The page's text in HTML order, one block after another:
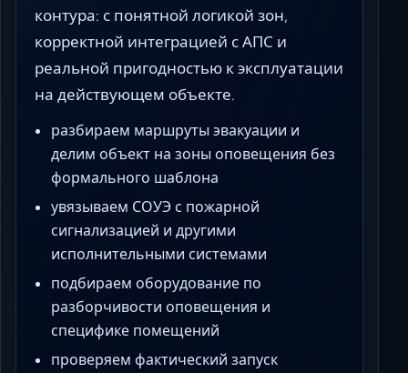
контура: с понятной логикой зон,
корректной интеграцией с АПС и
реальной пригодностью к эксплуатации
на действующем объекте.
разбираем маршруты эвакуации и
делим объект на зоны оповещения без
формального шаблона
увязываем СОУЭ с пожарной
сигнализацией и другими
исполнительными системами
подбираем оборудование по
разборчивости оповещения и
специфике помещений
проверяем фактический запуск